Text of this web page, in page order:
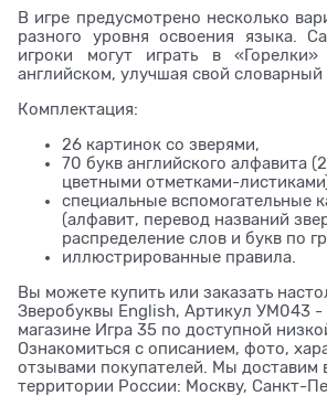
В игре предусмотрено несколько
разного уровня освоения языка.
игроки могут играть в
английском, улучшая свой словарный
Комплектация:
26 картинок со зверями,
70 букв английского алфавита
цветными отметками-
специальные вспомогательные
(алфавит, перевод названий
распределение слов и букв по
иллюстрированные правила.
Вы можете купить или заказать
Зверобуквы English, Артикул УМ043
магазине Игра 35 по доступной
Ознакомиться с описанием, фото,
отзывами покупателей. Мы доставим
территории России: Москву, Санкт-